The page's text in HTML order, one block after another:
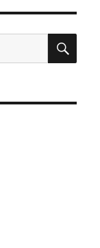
것
가?
검